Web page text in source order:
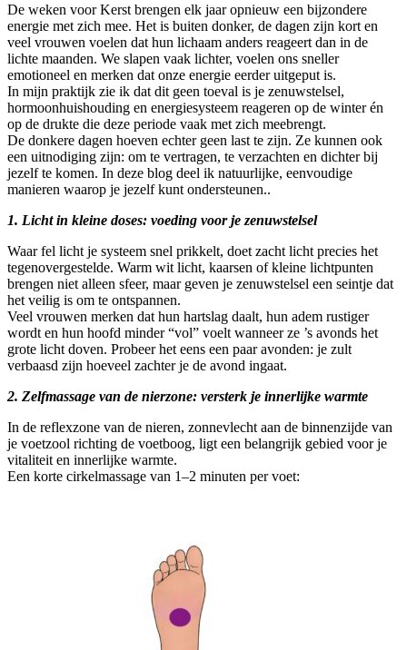
De weken voor Kerst brengen elk jaar opnieuw een bijzondere
energie met zich mee. Het is buiten donker, de dagen zijn kort en
veel vrouwen voelen dat hun lichaam anders reageert dan in de
lichte maanden. We slapen vaak lichter, voelen ons sneller
emotioneel en merken dat onze energie eerder uitgeput is.
In mijn praktijk zie ik dat dit geen toeval is je zenuwstelsel,
hormoonhuishouding en energiesysteem reageren op de winter én
op de drukte die deze periode vaak met zich meebrengt.
De donkere dagen hoeven echter geen last te zijn. Ze kunnen ook
een uitnodiging zijn: om te vertragen, te verzachten en dichter bij
jezelf te komen. In deze blog deel ik natuurlijke, eenvoudige
manieren waarop je jezelf kunt ondersteunen..
1. Licht in kleine doses: voeding voor je zenuwstelsel
Waar fel licht je systeem snel prikkelt, doet zacht licht precies het
tegenovergestelde. Warm wit licht, kaarsen of kleine lichtpunten
brengen niet alleen sfeer, maar geven je zenuwstelsel een seintje dat
het veilig is om te ontspannen.
Veel vrouwen merken dat hun hartslag daalt, hun adem rustiger
wordt en hun hoofd minder “vol” voelt wanneer ze ’s avonds het
grote licht doven. Probeer het eens een paar avonden: je zult
verbaasd zijn hoeveel zachter je de avond ingaat.
2. Zelfmassage van de nierzone: versterk je innerlijke warmte
In de reflexzone van de nieren, zonnevlecht aan de binnenzijde van
je voetzool richting de voetboog, ligt een belangrijk gebied voor je
vitaliteit en innerlijke warmte.
Een korte cirkelmassage van 1–2 minuten per voet: